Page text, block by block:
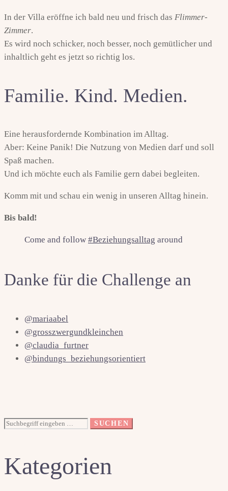
In der Villa eröffne ich bald neu und frisch das Flimmer-
Zimmer.
Es wird noch schicker, noch besser, noch gemütlicher und
inhaltlich geht es jetzt so richtig los.
Familie. Kind. Medien.
Eine herausfordernde Kombination im Alltag.
Aber: Keine Panik! Die Nutzung von Medien darf und soll
Spaß machen.
Und ich möchte euch als Familie gern dabei begleiten.
Komm mit und schau ein wenig in unseren Alltag hinein.
Bis bald!
Come and follow #Beziehungsalltag around
Danke für die Challenge an
@mariaabel
@grosszwergundkleinchen
@claudia_furtner
@bindungs_beziehungsorientiert
Suche
SUCHEN
Kategorien